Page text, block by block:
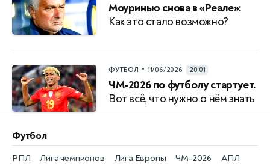
Моуринью снова в «Реале»:
Как это стало возможно?
ФУТБОЛ • 11/06/2026 20:01
ЧМ-2026 по футболу стартует.
Вот всё, что нужно о нём знать
Футбол
РПЛ Лига чемпионов Лига Европы ЧМ-2026 АПЛ